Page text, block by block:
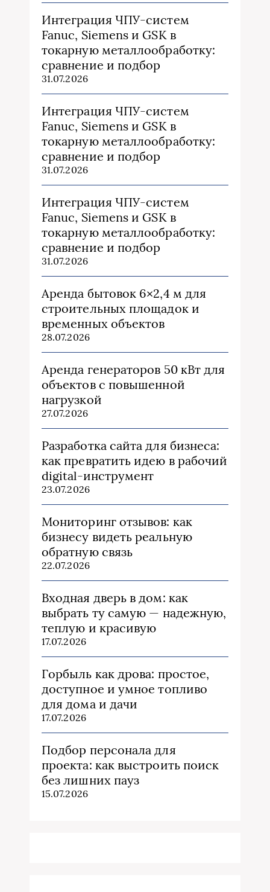
Интеграция ЧПУ-систем
Fanuc, Siemens и GSK в
токарную металлообработку:
сравнение и подбор
31.07.2026
Интеграция ЧПУ-систем
Fanuc, Siemens и GSK в
токарную металлообработку:
сравнение и подбор
31.07.2026
Интеграция ЧПУ-систем
Fanuc, Siemens и GSK в
токарную металлообработку:
сравнение и подбор
31.07.2026
Аренда бытовок 6×2,4 м для
строительных площадок и
временных объектов
28.07.2026
Аренда генераторов 50 кВт для
объектов с повышенной
нагрузкой
27.07.2026
Разработка сайта для бизнеса:
как превратить идею в рабочий
digital-инструмент
23.07.2026
Мониторинг отзывов: как
бизнесу видеть реальную
обратную связь
22.07.2026
Входная дверь в дом: как
выбрать ту самую — надежную,
теплую и красивую
17.07.2026
Горбыль как дрова: простое,
доступное и умное топливо
для дома и дачи
17.07.2026
Подбор персонала для
проекта: как выстроить поиск
без лишних пауз
15.07.2026